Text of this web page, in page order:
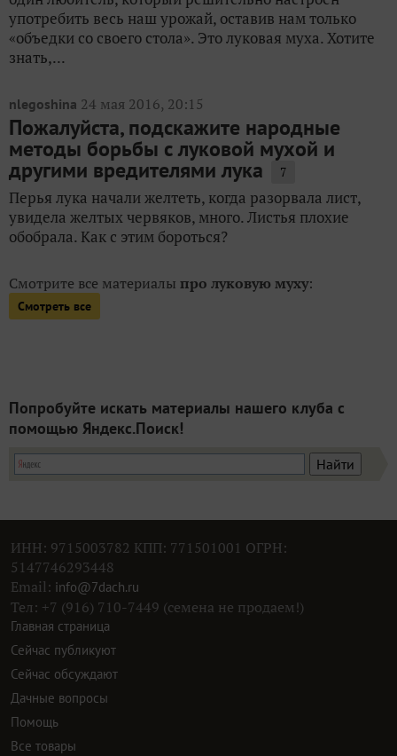
употребить весь наш урожай, оставив нам только
«объедки со своего стола». Это луковая муха. Хотите
знать,...
nlegoshina 24 мая 2016, 20:15
Пожалуйста, подскажите народные
методы борьбы с луковой мухой и
другими вредителями лука 7
Перья лука начали желтеть, когда разорвала лист,
увидела желтых червяков, много. Листья плохие
обобрала. Как с этим бороться?
Смотрите все материалы про луковую муху:
Смотреть все
Попробуйте искать материалы нашего клуба с
помощью Яндекс.Поиск!
ИНН: 9715003782 КПП: 771501001 ОГРН:
5147746293448
Email: info@7dach.ru
Тел: +7 (916) 710-7449 (семена не продаем!)
Главная страница
Сейчас публикуют
Сейчас обсуждают
Дачные вопросы
Помощь
Все товары